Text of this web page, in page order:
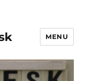
MENU